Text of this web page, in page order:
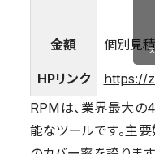
金額 個別見
HPリンク https://
RPMは、業界最大
能なツールです。主